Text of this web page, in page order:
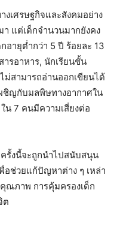
เศรษฐกิจและสังคมอย่าง
แต่เด็กจำนวนมากยังคง
อายุต่ำกว่า 5 ปี ร้อยละ 13
รอาหาร, นักเรียนชั้น
ม่สามารถอ่านออกเขียนได้
ชิญกับมลพิษทางอากาศใน
น 7 คนมีความเสี่ยงต่อ
รั้งนี้จะถูกนำไปสนับสนุน
อช่วยแก้ปัญหาต่าง ๆ เหล่า
ณภาพ การคุ้มครองเด็ก
ต